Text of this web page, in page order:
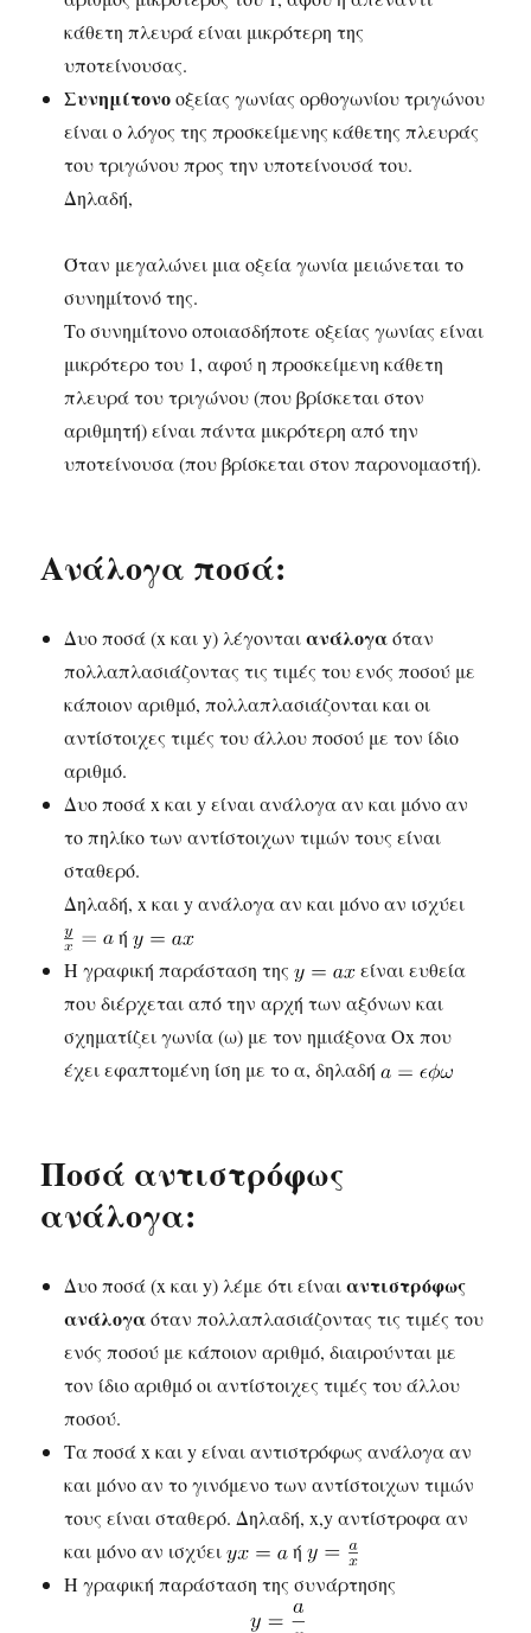
κάθετη πλευρά είναι μικρότερη της
υποτείνουσας.
Συνημίτονοοξείας γωνίας ορθογωνίου τριγώνου
είναι ο λόγος της προσκείμενης κάθετης πλευράς
του τριγώνου προς την υποτείνουσά του.
Δηλαδή,
Όταν μεγαλώνει μια οξεία γωνία μειώνεται το
συνημίτονό της.
Το συνημίτονο οποιασδήποτε οξείας γωνίας είναι
μικρότερο του 1, αφού η προσκείμενη κάθετη
πλευρά του τριγώνου (που βρίσκεται στον
αριθμητή) είναι πάντα μικρότερη από την
υποτείνουσα (που βρίσκεται στον παρονομαστή).
Ανάλογα ποσά:
Δυο ποσά (x και y) λέγονταιανάλογαόταν
πολλαπλασιάζοντας τις τιμές του ενός ποσού με
κάποιον αριθμό, πολλαπλασιάζονται και οι
αντίστοιχες τιμές του άλλου ποσού με τον ίδιο
αριθμό.
Δυο ποσά x και y είναι ανάλογα αν και μόνο αν
το πηλίκο των αντίστοιχων τιμών τους είναι
σταθερό.
Δηλαδή, x και y ανάλογα αν και μόνο αν ισχύει
ή
Η γραφική παράσταση της
είναι ευθεία
που διέρχεται από την αρχή των αξόνων και
σχηματίζει γωνία (ω) με τον ημιάξονα Οx που
έχει εφαπτομένη ίση με το α, δηλαδή
Ποσά αντιστρόφως
ανάλογα:
Δυο ποσά (x και y) λέμε ότι είναιαντιστρόφως
ανάλογαόταν πολλαπλασιάζοντας τις τιμές του
ενός ποσού με κάποιον αριθμό, διαιρούνται με
τον ίδιο αριθμό οι αντίστοιχες τιμές του άλλου
ποσού.
Τα ποσά x και y είναι αντιστρόφως ανάλογα αν
και μόνο αν το γινόμενο των αντίστοιχων τιμών
τους είναι σταθερό. Δηλαδή, x,y αντίστροφα αν
και μόνο αν ισχύει
ή
Η γραφική παράσταση της συνάρτησης